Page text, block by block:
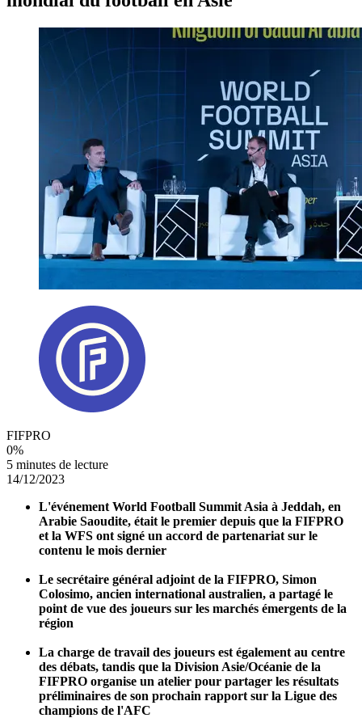
FIFPRO
0%
5 minutes de lecture
14/12/2023
L'événement World Football Summit Asia à Jeddah, en
Arabie Saoudite, était le premier depuis que la FIFPRO
et la WFS ont signé un accord de partenariat sur le
contenu le mois dernier
Le secrétaire général adjoint de la FIFPRO, Simon
Colosimo, ancien international australien, a partagé le
point de vue des joueurs sur les marchés émergents de la
région
La charge de travail des joueurs est également au centre
des débats, tandis que la Division Asie/Océanie de la
FIFPRO organise un atelier pour partager les résultats
préliminaires de son prochain rapport sur la Ligue des
champions de l'AFC